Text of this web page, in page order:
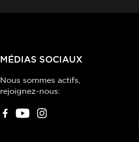
MÉDIAS SOCIAUX
Nous sommes actifs,
rejoignez-nous: